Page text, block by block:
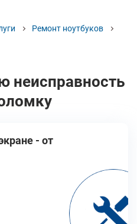
Ремонт ноутбуков
неисправность
- от